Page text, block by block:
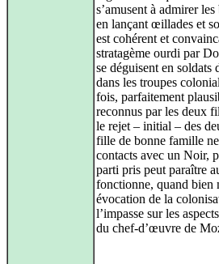
s’amusent à admirer
en lançant œillades et
est cohérent et
stratagème ourdi par
se déguisent en soldats
dans les troupes
fois, parfaitement
reconnus par les deux
le rejet – initial – des
fille de bonne famille
contacts avec un Noir,
parti pris peut paraître
fonctionne, quand bien
évocation de la
l’impasse sur les
du chef-d’œuvre de